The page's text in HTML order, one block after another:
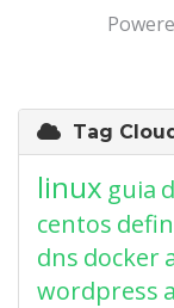
Tag
linux guia
centos
dns docker
wordpress